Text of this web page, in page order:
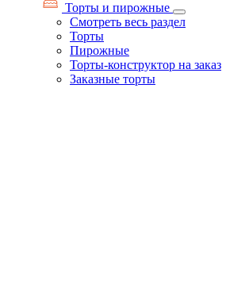
Торты и пирожные
Смотреть весь раздел
Торты
Пирожные
Торты-конструктор на заказ
Заказные торты